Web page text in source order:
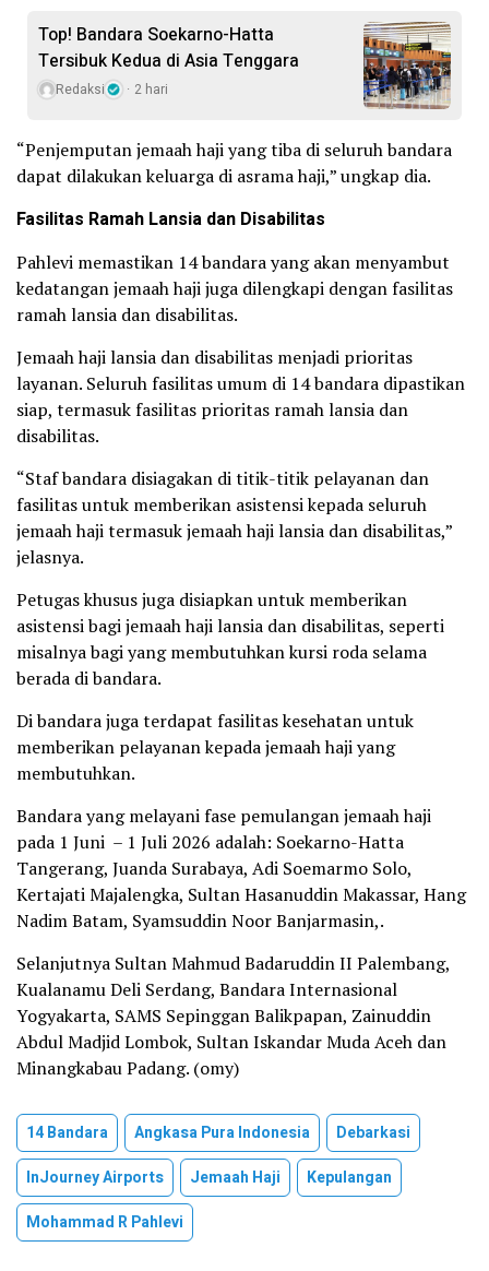
Top! Bandara Soekarno-Hatta
Tersibuk Kedua di Asia Tenggara
Redaksi 2 hari
“Penjemputan jemaah haji yang tiba di seluruh bandara
dapat dilakukan keluarga di asrama haji,” ungkap dia.
Fasilitas Ramah Lansia dan Disabilitas
Pahlevi memastikan 14 bandara yang akan menyambut
kedatangan jemaah haji juga dilengkapi dengan fasilitas
ramah lansia dan disabilitas.
Jemaah haji lansia dan disabilitas menjadi prioritas
layanan. Seluruh fasilitas umum di 14 bandara dipastikan
siap, termasuk fasilitas prioritas ramah lansia dan
disabilitas.
“Staf bandara disiagakan di titik-titik pelayanan dan
fasilitas untuk memberikan asistensi kepada seluruh
jemaah haji termasuk jemaah haji lansia dan disabilitas,”
jelasnya.
Petugas khusus juga disiapkan untuk memberikan
asistensi bagi jemaah haji lansia dan disabilitas, seperti
misalnya bagi yang membutuhkan kursi roda selama
berada di bandara.
Di bandara juga terdapat fasilitas kesehatan untuk
memberikan pelayanan kepada jemaah haji yang
membutuhkan.
Bandara yang melayani fase pemulangan jemaah haji
pada 1 Juni – 1 Juli 2026 adalah: Soekarno-Hatta
Tangerang, Juanda Surabaya, Adi Soemarmo Solo,
Kertajati Majalengka, Sultan Hasanuddin Makassar, Hang
Nadim Batam, Syamsuddin Noor Banjarmasin,.
Selanjutnya Sultan Mahmud Badaruddin II Palembang,
Kualanamu Deli Serdang, Bandara Internasional
Yogyakarta, SAMS Sepinggan Balikpapan, Zainuddin
Abdul Madjid Lombok, Sultan Iskandar Muda Aceh dan
Minangkabau Padang. (omy)
14 Bandara Angkasa Pura Indonesia
Debarkasi
InJourney Airports
Jemaah Haji
Kepulangan
Mohammad R Pahlevi